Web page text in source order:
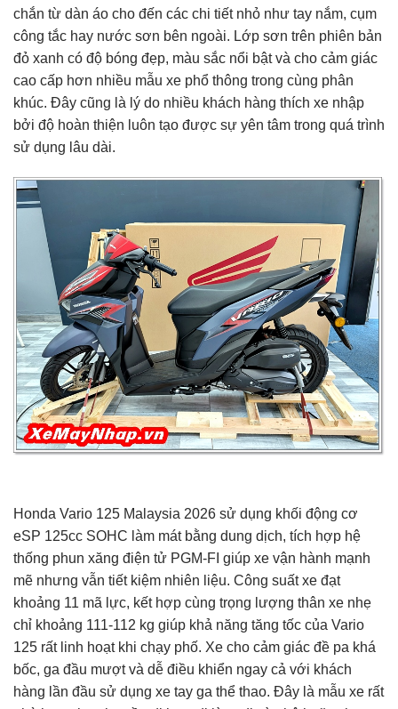
chắn từ dàn áo cho đến các chi tiết nhỏ như tay nắm, cụm
công tắc hay nước sơn bên ngoài. Lớp sơn trên phiên bản
đỏ xanh có độ bóng đẹp, màu sắc nổi bật và cho cảm giác
cao cấp hơn nhiều mẫu xe phổ thông trong cùng phân
khúc. Đây cũng là lý do nhiều khách hàng thích xe nhập
bởi độ hoàn thiện luôn tạo được sự yên tâm trong quá trình
sử dụng lâu dài.
Honda Vario 125 Malaysia 2026 sử dụng khối động cơ
eSP 125cc SOHC làm mát bằng dung dịch, tích hợp hệ
thống phun xăng điện tử PGM-FI giúp xe vận hành mạnh
mẽ nhưng vẫn tiết kiệm nhiên liệu. Công suất xe đạt
khoảng 11 mã lực, kết hợp cùng trọng lượng thân xe nhẹ
chỉ khoảng 111-112 kg giúp khả năng tăng tốc của Vario
125 rất linh hoạt khi chạy phố. Xe cho cảm giác đề pa khá
bốc, ga đầu mượt và dễ điều khiển ngay cả với khách
hàng lần đầu sử dụng xe tay ga thể thao. Đây là mẫu xe rất